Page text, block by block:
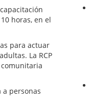
horas, en el
para actuar
La RCP
personas